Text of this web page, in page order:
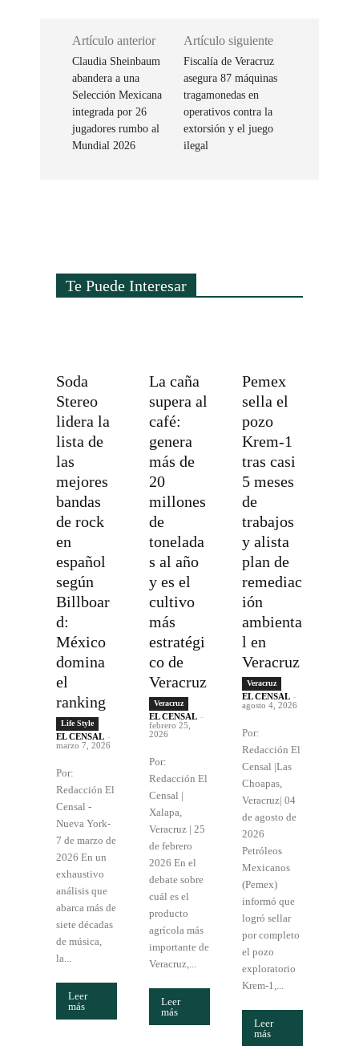
Artículo anterior
Claudia Sheinbaum
abandera a una
Selección Mexicana
integrada por 26
jugadores rumbo al
Mundial 2026
Artículo siguiente
Fiscalía de Veracruz
asegura 87 máquinas
tragamonedas en
operativos contra la
extorsión y el juego
ilegal
Te Puede Interesar
Soda
Stereo
lidera la
lista de
las
mejores
bandas
de rock
en
español
según
Billboar
d:
México
domina
el
ranking
Life Style
EL CENSAL -
marzo 7, 2026
Por:
Redacción El
Censal -
Nueva York-
7 de marzo de
2026 En un
exhaustivo
análisis que
abarca más de
siete décadas
de música,
la...
Leer
más
La caña
supera al
café:
genera
más de
20
millones
de
tonelada
s al año
y es el
cultivo
más
estratégi
co de
Veracruz
Veracruz
EL CENSAL -
febrero 25,
2026
Por:
Redacción El
Censal |
Xalapa,
Veracruz | 25
de febrero
2026 En el
debate sobre
cuál es el
producto
agrícola más
importante de
Veracruz,...
Leer
más
Pemex
sella el
pozo
Krem-1
tras casi
5 meses
de
trabajos
y alista
plan de
remediac
ión
ambienta
l en
Veracruz
Veracruz
EL CENSAL -
agosto 4, 2026
Por:
Redacción El
Censal |Las
Choapas,
Veracruz| 04
de agosto de
2026
Petróleos
Mexicanos
(Pemex)
informó que
logró sellar
por completo
el pozo
exploratorio
Krem-1,...
Leer
más